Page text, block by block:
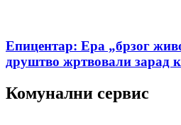
Епицентар: Ера „брзог
друштво жртвовали зарад
Комунални сервис